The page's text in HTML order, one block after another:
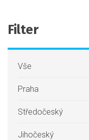
Filter
Vše
Praha
Středočeský
Jihočeský